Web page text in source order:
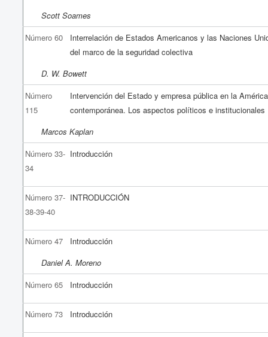
Scott Soames
Número 60
Interrelación de Estados Americanos y las Naciones
del marco de la seguridad colectiva
D. W. Bowett
Número
115
Intervención del Estado y empresa pública en la
contemporánea. Los aspectos políticos e institucionales
Marcos Kaplan
Número 33-
34
Introducción
Número 37-
38-39-40
INTRODUCCIÓN
Número 47
Introducción
Daniel A. Moreno
Número 65
Introducción
Número 73 Introducción